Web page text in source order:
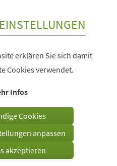
erklären Sie sich damit
Cookies verwendet.
Infos
Cookies
anpassen
akzeptieren